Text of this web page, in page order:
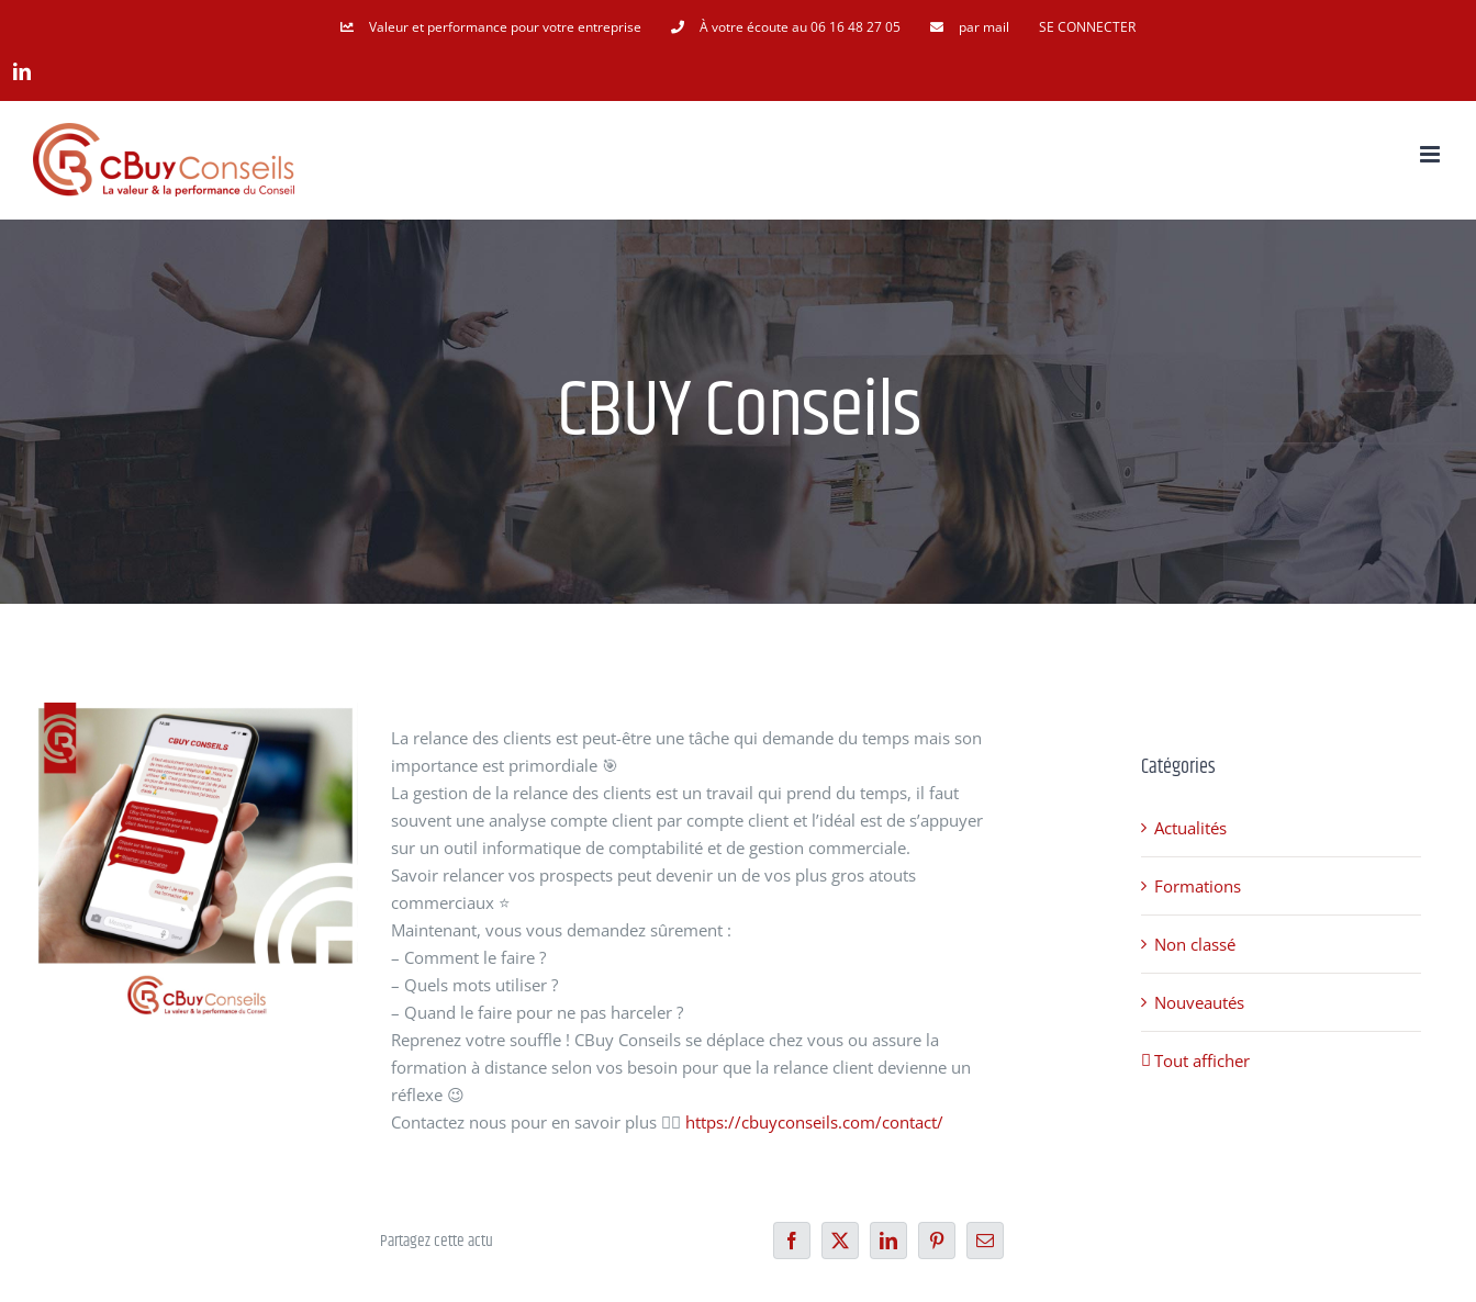
contenu
Valeur et performance pour votre entreprise À votre écoute au 06 16 48 27 05 par mail SE CONNECTER
LinkedIn
CBUY Conseils
Voir
l'image
agrandie
La relance des clients est peut-être une tâche qui demande du temps mais son
importance est primordiale 🎯
La gestion de la relance des clients est un travail qui prend du temps, il faut
souvent une analyse compte client par compte client et l’idéal est de s’appuyer
sur un outil informatique de comptabilité et de gestion commerciale.
Savoir relancer vos prospects peut devenir un de vos plus gros atouts
commerciaux ⭐
Maintenant, vous vous demandez sûrement :
– Comment le faire ?
– Quels mots utiliser ?
– Quand le faire pour ne pas harceler ?
Reprenez votre souffle ! CBuy Conseils se déplace chez vous ou assure la
formation à distance selon vos besoin pour que la relance client devienne un
réflexe 😉
Contactez nous pour en savoir plus 👉🏻 https://cbuyconseils.com/contact/
Partagez cette actu
Catégories
Actualités
Formations
Non classé
Nouveautés
Tout afficher